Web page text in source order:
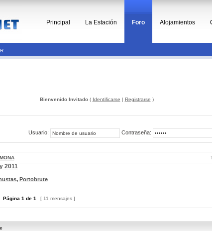
Principal La Estación Foro Alojamientos
Bienvenido Invitado( Identificarse | Registrarse )
Usuario: Contraseña:
2011
, Portobrute
Página 1 de 1 [ 11 mensajes ]